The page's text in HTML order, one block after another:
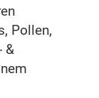
Pollen,
&